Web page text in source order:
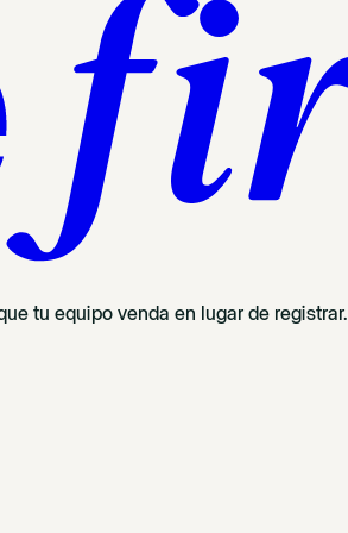
tu equipo venda en lugar de registrar.